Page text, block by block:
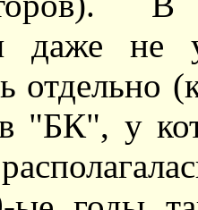
даже не
отдельно
"БК", у